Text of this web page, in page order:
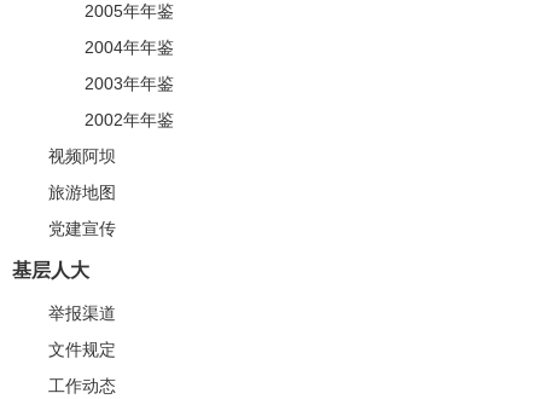
2005年年鉴
2004年年鉴
2003年年鉴
2002年年鉴
视频阿坝
旅游地图
党建宣传
基层人大
举报渠道
文件规定
工作动态